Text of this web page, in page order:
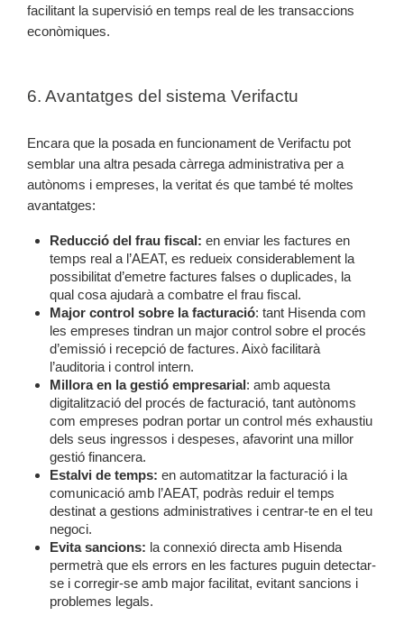
facilitant la supervisió en temps real de les transaccions
econòmiques.
6. Avantatges del sistema Verifactu
Encara que la posada en funcionament de Verifactu pot
semblar una altra pesada càrrega administrativa per a
autònoms i empreses, la veritat és que també té moltes
avantatges:
Reducció del frau fiscal: en enviar les factures en
temps real a l’AEAT, es redueix considerablement la
possibilitat d’emetre factures falses o duplicades, la
qual cosa ajudarà a combatre el frau fiscal.
Major control sobre la facturació: tant Hisenda com
les empreses tindran un major control sobre el procés
d’emissió i recepció de factures. Això facilitarà
l’auditoria i control intern.
Millora en la gestió empresarial: amb aquesta
digitalització del procés de facturació, tant autònoms
com empreses podran portar un control més exhaustiu
dels seus ingressos i despeses, afavorint una millor
gestió financera.
Estalvi de temps: en automatitzar la facturació i la
comunicació amb l’AEAT, podràs reduir el temps
destinat a gestions administratives i centrar-te en el teu
negoci.
Evita sancions: la connexió directa amb Hisenda
permetrà que els errors en les factures puguin detectar-
se i corregir-se amb major facilitat, evitant sancions i
problemes legals.